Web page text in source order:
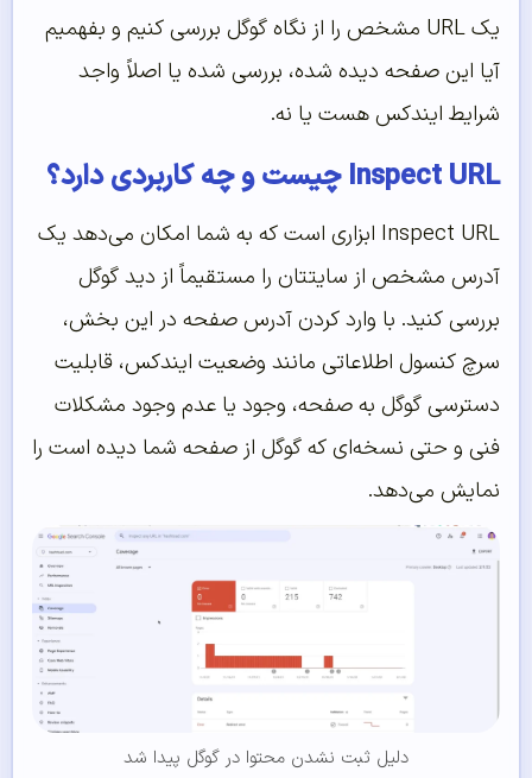
یک URL مشخص را از نگاه گوگل بررسی کنیم و بفهمیم
آیا این صفحه دیده شده، بررسی شده یا اصلاً واجد
شرایط ایندکس هست یا نه.
Inspect URL چیست و چه کاربردی دارد؟
Inspect URL ابزاری است که به شما امکان می‌دهد یک
آدرس مشخص از سایتتان را مستقیماً از دید گوگل
بررسی کنید. با وارد کردن آدرس صفحه در این بخش،
سرچ کنسول اطلاعاتی مانند وضعیت ایندکس، قابلیت
دسترسی گوگل به صفحه، وجود یا عدم وجود مشکلات
فنی و حتی نسخه‌ای که گوگل از صفحه شما دیده است را
نمایش می‌دهد.
دلیل ثبت نشدن محتوا در گوگل پیدا شد